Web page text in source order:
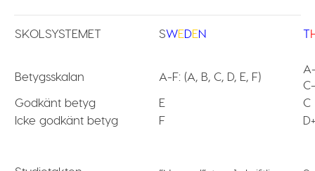
SKOLSYSTEMET SWEDEN T
Betygsskalan A-F: (A, B, C, D, E, F)
Godkänt betyg
E
C
Icke godkänt betyg
F